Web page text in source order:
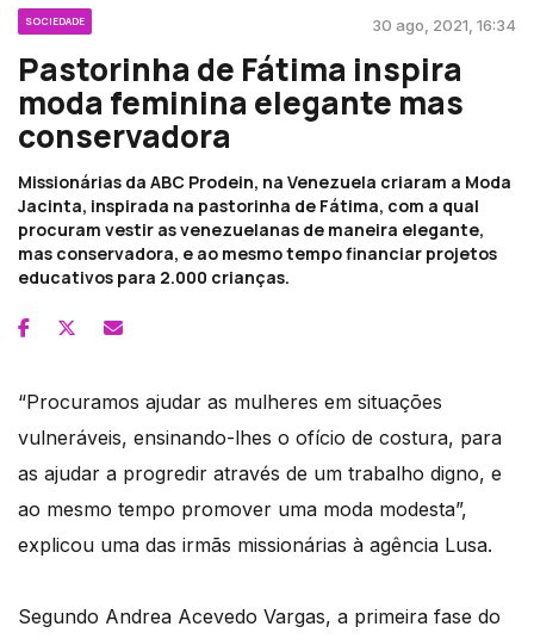
SOCIEDADE 30 ago, 2021, 16:34
Pastorinha de Fátima inspira
moda feminina elegante mas
conservadora
Missionárias da ABC Prodein, na Venezuela criaram a Moda
Jacinta, inspirada na pastorinha de Fátima, com a qual
procuram vestir as venezuelanas de maneira elegante,
mas conservadora, e ao mesmo tempo financiar projetos
educativos para 2.000 crianças.
“Procuramos ajudar as mulheres em situações
vulneráveis, ensinando-lhes o ofício de costura, para
as ajudar a progredir através de um trabalho digno, e
ao mesmo tempo promover uma moda modesta”,
explicou uma das irmãs missionárias à agência Lusa.
Segundo Andrea Acevedo Vargas, a primeira fase do